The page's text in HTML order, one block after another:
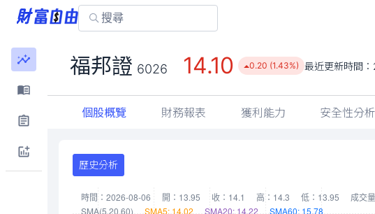
福邦證 6026 14.10 0.20 (1.43%) 最近更新時間：
個股概覽 財務報表 獲利能力 安全性分析
歷史分析